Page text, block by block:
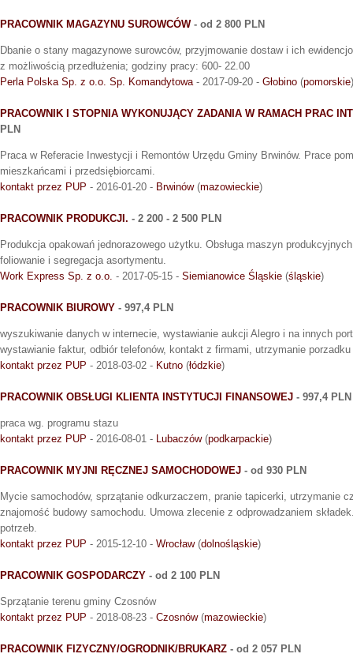
PRACOWNIK MAGAZYNU SUROWCÓW- od 2 800 PLN
Dbanie o stany magazynowe surowców, przyjmowanie dostaw i ich
z możliwością przedłużenia; godziny pracy: 600- 22.00
Perla Polska Sp. z o.o. Sp. Komandytowa- 2017-09-20 - Głobino (pomorskie)
PRACOWNIK I STOPNIA WYKONUJĄCY ZADANIA W RAMACH PRAC
PLN
Praca w Referacie Inwestycji i Remontów Urzędu Gminy Brwinów. Prace
mieszkańcami i przedsiębiorcami.
kontakt przez PUP - 2016-01-20 - Brwinów(mazowieckie)
PRACOWNIK PRODUKCJI. - 2 200 - 2 500 PLN
Produkcja opakowań jednorazowego użytku. Obsługa maszyn
foliowanie i segregacja asortymentu.
Work Express Sp. z o.o. - 2017-05-15 - Siemianowice Śląskie (śląskie)
PRACOWNIK BIUROWY - 997,4 PLN
wyszukiwanie danych w internecie, wystawianie aukcji Alegro i na innych
wystawianie faktur, odbiór telefonów, kontakt z firmami, utrzymanie porzadku
kontakt przez PUP - 2018-03-02 - Kutno (łódzkie)
PRACOWNIK OBSŁUGI KLIENTA INSTYTUCJI FINANSOWEJ - 997,4 PLN
praca wg. programu stazu
kontakt przez PUP - 2016-08-01 - Lubaczów(podkarpackie)
PRACOWNIK MYJNI RĘCZNEJ SAMOCHODOWEJ - od 930 PLN
Mycie samochodów, sprzątanie odkurzaczem, pranie tapicerki, utrzymanie
znajomość budowy samochodu. Umowa zlecenie z odprowadzaniem
potrzeb.
kontakt przez PUP - 2015-12-10 - Wrocław(dolnośląskie)
PRACOWNIK GOSPODARCZY - od 2 100 PLN
Sprzątanie terenu gminy Czosnów
kontakt przez PUP - 2018-08-23 - Czosnów(mazowieckie)
PRACOWNIK FIZYCZNY/OGRODNIK/BRUKARZ - od 2 057 PLN